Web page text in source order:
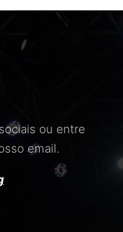
ou entre
email.